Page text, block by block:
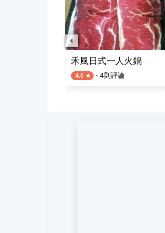
禾風日式一人火鍋
4.0 · 4則評論